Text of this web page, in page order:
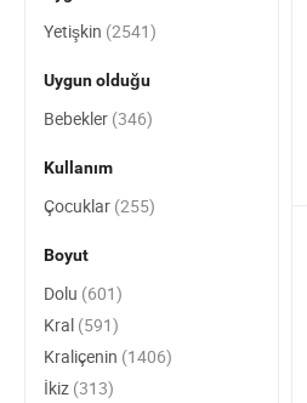
Yetişkin (2541)
Uygun olduğu
Bebekler (346)
Kullanım
Çocuklar (255)
Boyut
Dolu (601)
Kral (591)
Kraliçenin (1406)
İkiz (313)